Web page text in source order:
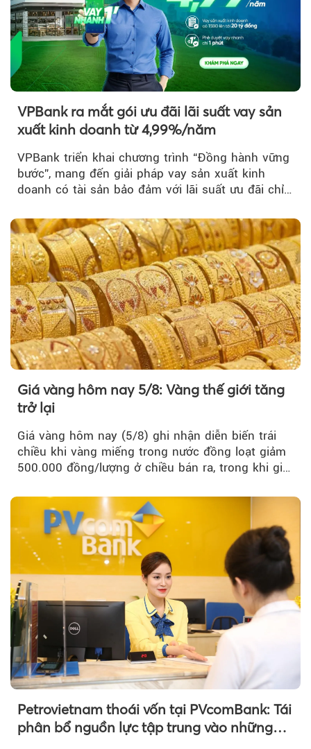
VPBank ra mắt gói ưu đãi lãi suất vay sản
xuất kinh doanh từ 4,99%/năm
VPBank triển khai chương trình “Đồng hành vững
bước”, mang đến giải pháp vay sản xuất kinh
doanh có tài sản bảo đảm với lãi suất ưu đãi chỉ
Giá vàng hôm nay 5/8: Vàng thế giới tăng
trở lại
Giá vàng hôm nay (5/8) ghi nhận diễn biến trái
chiều khi vàng miếng trong nước đồng loạt giảm
500.000 đồng/lượng ở chiều bán ra, trong khi giá
thương hiệu.
Petrovietnam thoái vốn tại PVcomBank: Tái
phân bổ nguồn lực tập trung vào những